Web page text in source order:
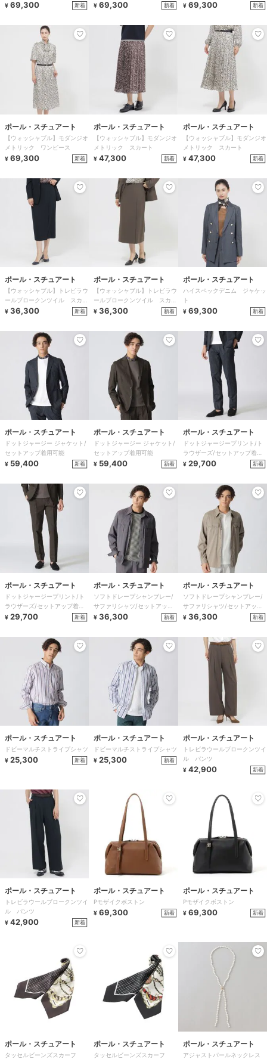
ース
¥ 69,300 新着 ース
¥ 69,300 新着 ¥ 69,300 新着
ポール・スチュアート
【ウォッシャブル】モダンジオ
メトリック ワンピース
¥ 69,300 新着
ポール・スチュアート
【ウォッシャブル】モダンジオ
メトリック スカート
¥ 47,300 新着
ポール・スチュアート
【ウォッシャブル】モダンジオ
メトリック スカート
¥ 47,300 新着
ポール・スチュアート
【ウォッシャブル】トレビラウ
ールブロークンツイル スカー
ト
¥ 36,300 新着
ポール・スチュアート
【ウォッシャブル】トレビラウ
ールブロークンツイル スカー
ト
¥ 36,300 新着
ポール・スチュアート
ハイスペックデニム ジャケッ
ト
¥ 69,300 新着
ポール・スチュアート
ドットジャージー ジャケット/
セットアップ着用可能
¥ 59,400 新着
ポール・スチュアート
ドットジャージー ジャケット/
セットアップ着用可能
¥ 59,400 新着
ポール・スチュアート
ドットジャージープリント/ト
ラウザーズ/セットアップ着用
可能
¥ 29,700 新着
ポール・スチュアート
ドットジャージープリント/ト
ラウザーズ/セットアップ着用
可能
¥ 29,700 新着
ポール・スチュアート
ソフトドレープシャンブレー/
サファリシャツ/セットアップ
着用可能
¥ 36,300 新着
ポール・スチュアート
ソフトドレープシャンブレー/
サファリシャツ/セットアップ
着用可能
¥ 36,300 新着
ポール・スチュアート
ドビーマルチストライプシャツ
¥ 25,300 新着
ポール・スチュアート
ドビーマルチストライプシャツ
¥ 25,300 新着
ポール・スチュアート
トレビラウールブロークンツイ
ル パンツ
¥ 42,900 新着
ポール・スチュアート
トレビラウールブロークンツイ
ル パンツ
¥ 42,900 新着
ポール・スチュアート
Pモザイクボストン
¥ 69,300 新着
ポール・スチュアート
Pモザイクボストン
¥ 69,300 新着
ポール・スチュアート
タッセルビーンズスカーフ
ポール・スチュアート
タッセルビーンズスカーフ
ポール・スチュアート
アジャストパールネックレス